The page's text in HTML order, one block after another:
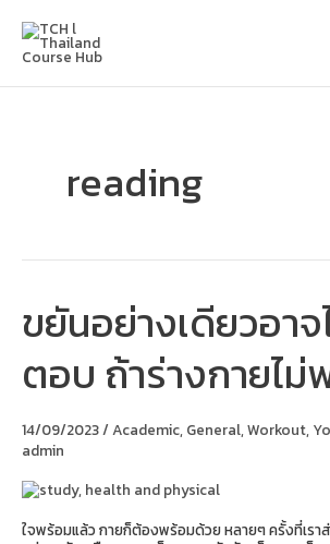
content
reading
ขยันอย่างเดียวอาจ
ตอบ ถ้าร่างกายไม่
14/09/2023/Academic, General,Workout,
admin
ใจพร้อมแล้ว กายก็ต้องพร้อมด้วย หลายๆ ครั้งที่เรา
อย่าง
เดียว
ไม่ใช่
ถ้า
ร่างกาย
พร้อม